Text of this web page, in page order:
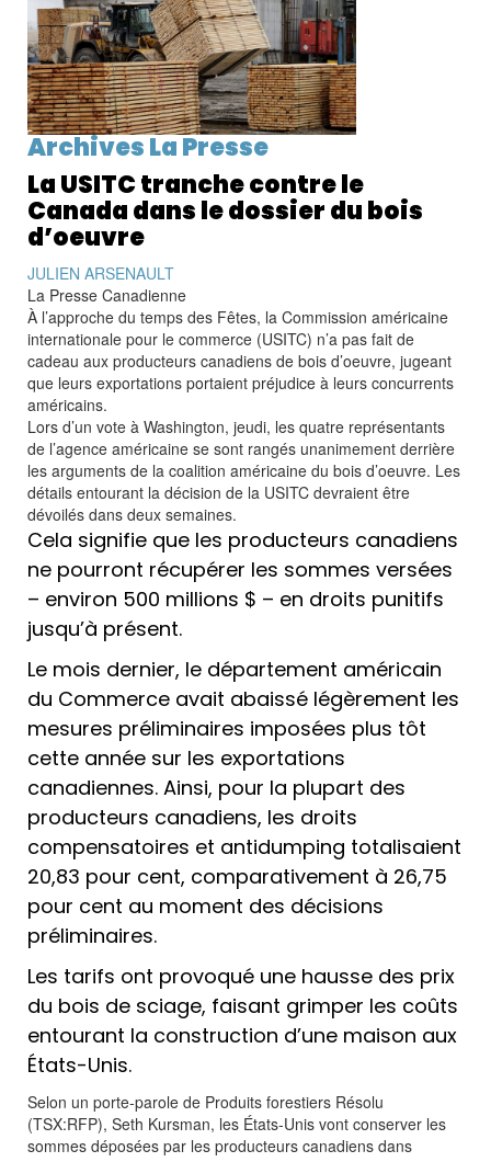
Archives La Presse
La USITC tranche contre le
Canada dans le dossier du bois
d’oeuvre
JULIEN ARSENAULT
La Presse Canadienne
À l’approche du temps des Fêtes, la Commission américaine
internationale pour le commerce (USITC) n’a pas fait de
cadeau aux producteurs canadiens de bois d’oeuvre, jugeant
que leurs exportations portaient préjudice à leurs concurrents
américains.
Lors d’un vote à Washington, jeudi, les quatre représentants
de l’agence américaine se sont rangés unanimement derrière
les arguments de la coalition américaine du bois d’oeuvre. Les
détails entourant la décision de la USITC devraient être
dévoilés dans deux semaines.
Cela signifie que les producteurs canadiens
ne pourront récupérer les sommes versées
– environ 500 millions $ – en droits punitifs
jusqu’à présent.
Le mois dernier, le département américain
du Commerce avait abaissé légèrement les
mesures préliminaires imposées plus tôt
cette année sur les exportations
canadiennes. Ainsi, pour la plupart des
producteurs canadiens, les droits
compensatoires et antidumping totalisaient
20,83 pour cent, comparativement à 26,75
pour cent au moment des décisions
préliminaires.
Les tarifs ont provoqué une hausse des prix
du bois de sciage, faisant grimper les coûts
entourant la construction d’une maison aux
États-Unis.
Selon un porte-parole de Produits forestiers Résolu
(TSX:RFP), Seth Kursman, les États-Unis vont conserver les
sommes déposées par les producteurs canadiens dans